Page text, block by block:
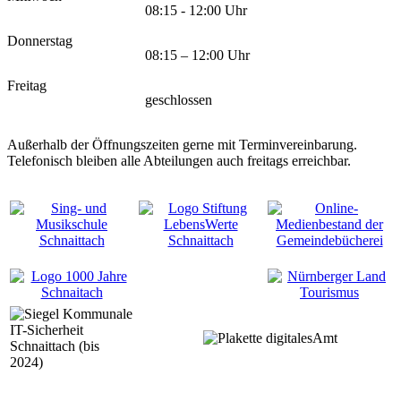
08:15 - 12:00 Uhr
Donnerstag
08:15 – 12:00 Uhr
Freitag
geschlossen
Außerhalb der Öffnungszeiten gerne mit Terminvereinbarung.
Telefonisch bleiben alle Abteilungen auch freitags erreichbar.